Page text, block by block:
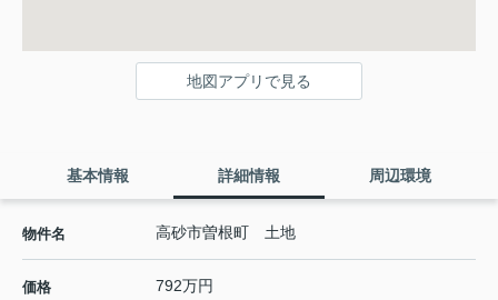
地図アプリで見る
基本情報 詳細情報 周辺環境
物件名 高砂市曽根町 土地
価格 792万円